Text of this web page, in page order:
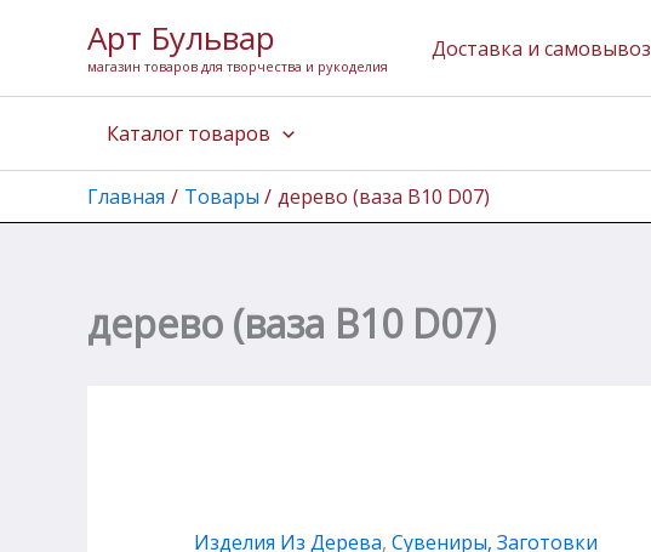
содержимому
Арт Бульвар
магазин товаров для творчества и рукоделия
Доставка и самовывоз
Каталог товаров
Главная Товары дерево (ваза В10 D07)
дерево (ваза В10 D07)
Изделия Из Дерева, Сувениры, Заготовки